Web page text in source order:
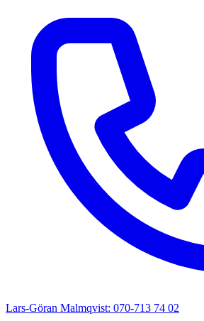
Lars-Göran Malmqvist: 070-713 74 02